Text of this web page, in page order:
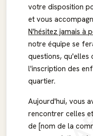
votre disposition
et vous
N'hésitez jamais à
notre équipe se
questions, qu'elles
l'inscription des
quartier.
Aujourd'hui, vous
rencontrer celles
de [nom de la